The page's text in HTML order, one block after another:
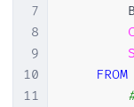
7
8
9
10
11
        B
FROM